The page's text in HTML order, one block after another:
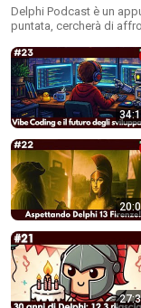
Delphi Podcast è un
puntata, cercherà di
quotidianamente Delphi
riguardare tecnologie, librerie
temi sia pratici che
ultime notizie
riferimento, sia italiani
release di Delphi nel
possibile, non
tecniche, le librerie e
nell'attività di sviluppo di
suggerimenti